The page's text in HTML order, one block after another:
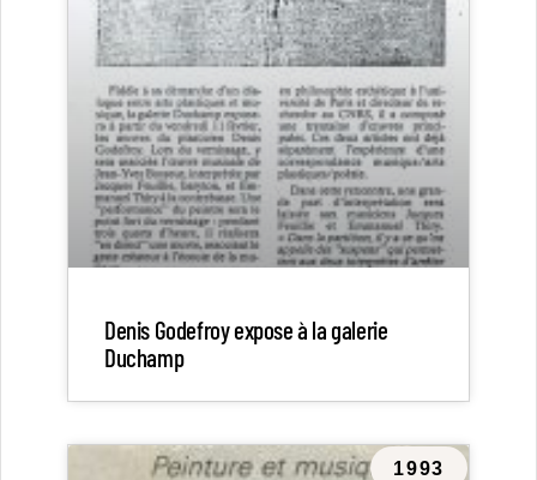
Denis Godefroy expose à la galerie
Duchamp
1993